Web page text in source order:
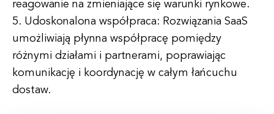
reagowanie na zmieniające się warunki rynkowe.
5. Udoskonalona współpraca: Rozwiązania SaaS
umożliwiają płynna współpracę pomiędzy
różnymi działami i partnerami, poprawiając
komunikację i koordynację w całym łańcuchu
dostaw.